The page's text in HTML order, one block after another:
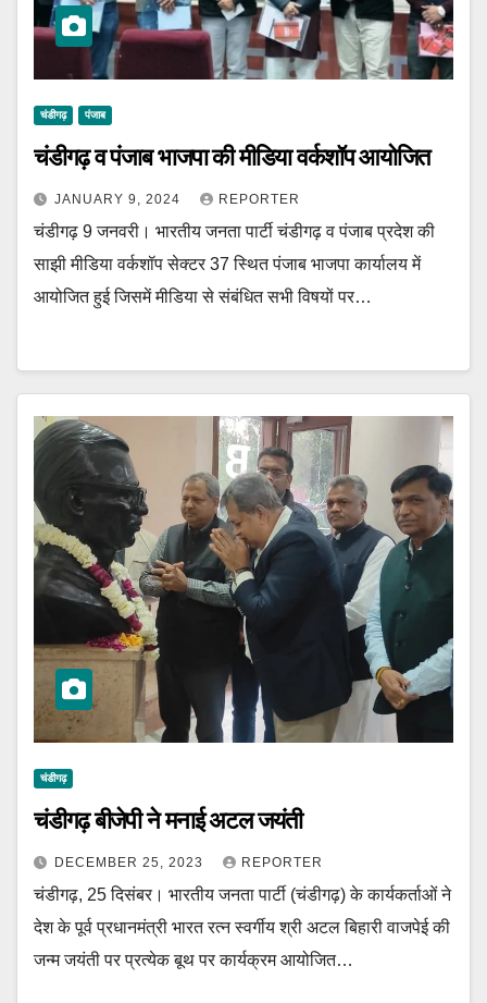
चंडीगढ़ पंजाब
चंडीगढ़ व पंजाब भाजपा की मीडिया वर्कशॉप आयोजित
JANUARY 9, 2024 REPORTER
चंडीगढ़ 9 जनवरी। भारतीय जनता पार्टी चंडीगढ़ व पंजाब प्रदेश की
साझी मीडिया वर्कशॉप सेक्टर 37 स्थित पंजाब भाजपा कार्यालय में
आयोजित हुई जिसमें मीडिया से संबंधित सभी विषयों पर…
चंडीगढ़
चंडीगढ़ बीजेपी ने मनाई अटल जयंती
DECEMBER 25, 2023 REPORTER
चंडीगढ़, 25 दिसंबर। भारतीय जनता पार्टी (चंडीगढ़) के कार्यकर्ताओं ने
देश के पूर्व प्रधानमंत्री भारत रत्न स्वर्गीय श्री अटल बिहारी वाजपेई की
जन्म जयंती पर प्रत्येक बूथ पर कार्यक्रम आयोजित…